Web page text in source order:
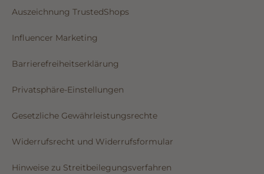
Auszeichnung TrustedShops
Influencer Marketing
Barrierefreiheitserklärung
Privatsphäre-Einstellungen
Gesetzliche Gewährleistungsrechte
Widerrufsrecht und Widerrufsformular
Hinweise zu Streitbeilegungsverfahren